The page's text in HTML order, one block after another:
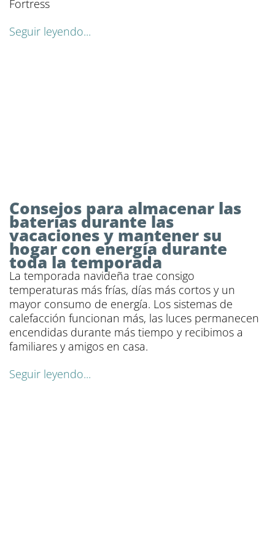
Fortress
Seguir leyendo...
Consejos para almacenar las
baterías durante las
vacaciones y mantener su
hogar con energía durante
toda la temporada
La temporada navideña trae consigo
temperaturas más frías, días más cortos y un
mayor consumo de energía. Los sistemas de
calefacción funcionan más, las luces permanecen
encendidas durante más tiempo y recibimos a
familiares y amigos en casa.
Seguir leyendo...